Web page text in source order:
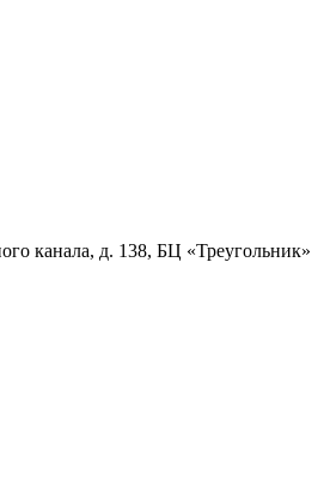
канала, д. 138, БЦ «Треугольник»